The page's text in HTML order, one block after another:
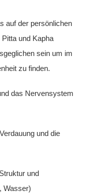
auf der persönlichen
und Kapha
sein um im
zu finden.
das Nervensystem
und die
und
Wasser)